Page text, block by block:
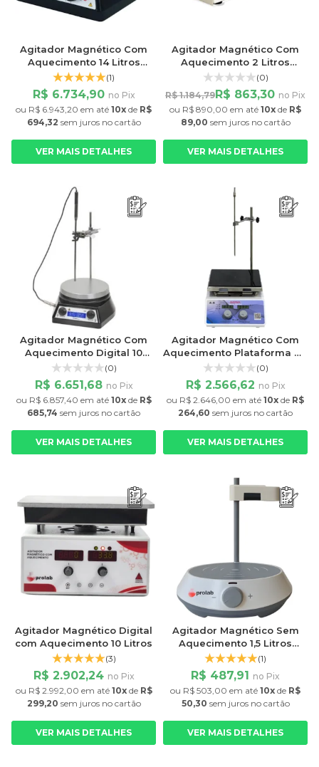
Agitador Magnético Com
Aquecimento 14 Litros
Plataforma 18 cm 1500rpm
Fisatom
(1)
R$ 6.734,90 no Pix
ou R$ 6.943,20 em até 10x de R$
694,32 sem jurosno cartão
VER MAIS DETALHES
Agitador Magnético Com
Aquecimento 2 Litros
Plataforma 12,5cm 2400rpm
(0)
R$ 1.184,79R$ 863,30 no Pix
ou R$ 890,00 em até 10x de R$
89,00 sem jurosno cartão
VER MAIS DETALHES
Agitador Magnético Com
Aquecimento Digital 10
Litros Com Sonda Externa
Fisatom
(0)
R$ 6.651,68 no Pix
ou R$ 6.857,40 em até 10xde R$
685,74 sem juros no cartão
VER MAIS DETALHES
Agitador Magnético Com
Aquecimento Plataforma de
Vitrocerâmica 5 Litros
(0)
R$ 2.566,62 no Pix
ou R$ 2.646,00 em até 10x de R$
264,60 sem juros no cartão
VER MAIS DETALHES
Agitador Magnético Digital
com Aquecimento 10 Litros
(3)
R$ 2.902,24 no Pix
ou R$ 2.992,00 em até 10xde R$
299,20 sem jurosno cartão
VER MAIS DETALHES
Agitador Magnético Sem
Aquecimento 1,5 Litros
EcoStir 2000rpm Dlab
(1)
R$ 487,91 no Pix
ou R$ 503,00 em até 10x de R$
50,30 sem jurosno cartão
VER MAIS DETALHES